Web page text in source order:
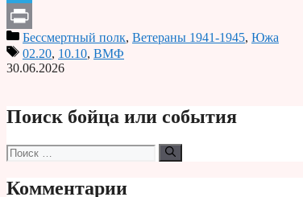
Telegram
PrintБессмертный полк, Ветераны 1941-1945, Южа
02.20, 10.10, ВМФ
30.06.2026
Поиск бойца или события
Поиск:
Комментарии